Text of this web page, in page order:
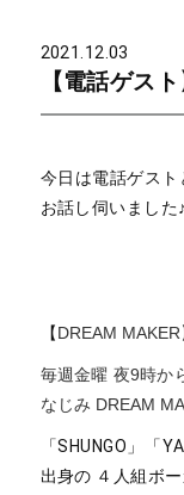
2021.12.03
【電話ゲス
今日は電話ゲスト
お話し伺いました♪
【DREAM MAKER
毎週金曜 夜9時か
なじみ DREAM
「SHUNGO」「
出身の ４人組ボ